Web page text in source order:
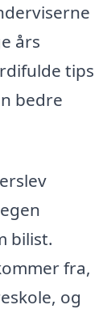
års
tips
bedre
bilist.
fra,
og